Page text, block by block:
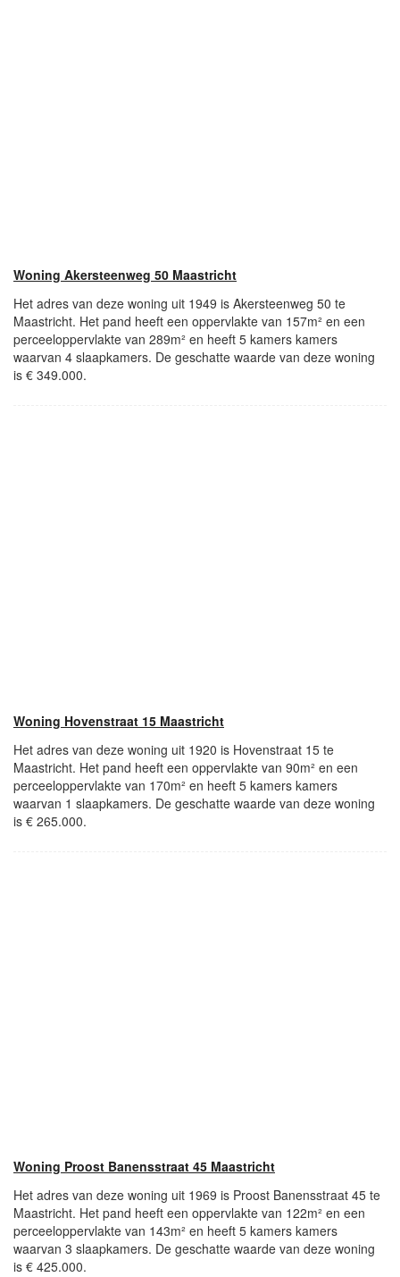
Woning Akersteenweg 50 Maastricht
Het adres van deze woning uit 1949 is Akersteenweg 50 te
Maastricht. Het pand heeft een oppervlakte van 157m² en een
perceeloppervlakte van 289m² en heeft 5 kamers kamers
waarvan 4 slaapkamers. De geschatte waarde van deze woning
is € 349.000.
Woning Hovenstraat 15 Maastricht
Het adres van deze woning uit 1920 is Hovenstraat 15 te
Maastricht. Het pand heeft een oppervlakte van 90m² en een
perceeloppervlakte van 170m² en heeft 5 kamers kamers
waarvan 1 slaapkamers. De geschatte waarde van deze woning
is € 265.000.
Woning Proost Banensstraat 45 Maastricht
Het adres van deze woning uit 1969 is Proost Banensstraat 45 te
Maastricht. Het pand heeft een oppervlakte van 122m² en een
perceeloppervlakte van 143m² en heeft 5 kamers kamers
waarvan 3 slaapkamers. De geschatte waarde van deze woning
is € 425.000.